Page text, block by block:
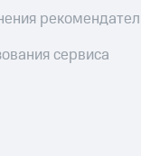
сервиса